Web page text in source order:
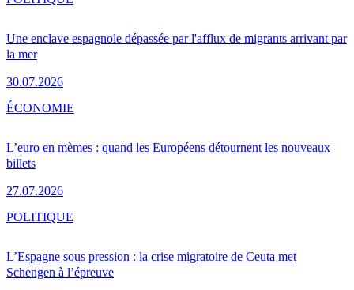
Une enclave espagnole dépassée par l'afflux de migrants arrivant par
la mer
30.07.2026
L’euro en mèmes : quand les Européens détournent les nouveaux
billets
27.07.2026
ÉCONOMIE
L’Espagne sous pression : la crise migratoire de Ceuta met
Schengen à l’épreuve
POLITIQUE